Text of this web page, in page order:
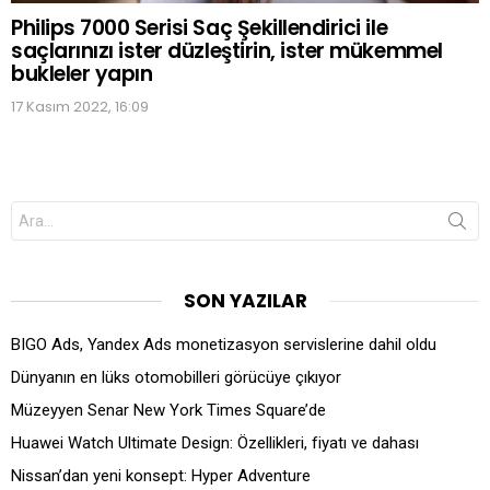
Philips 7000 Serisi Saç Şekillendirici ile
saçlarınızı ister düzleştirin, ister mükemmel
bukleler yapın
17 Kasım 2022, 16:09
Search
for:
SON YAZILAR
BIGO Ads, Yandex Ads monetizasyon servislerine dahil oldu
Dünyanın en lüks otomobilleri görücüye çıkıyor
Müzeyyen Senar New York Times Square’de
Huawei Watch Ultimate Design: Özellikleri, fiyatı ve dahası
Nissan’dan yeni konsept: Hyper Adventure